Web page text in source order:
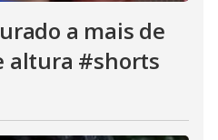
a mais de
altura #shorts